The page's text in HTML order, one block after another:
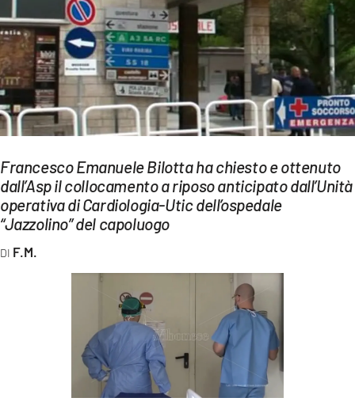
EVENTI
SPORT
Streaming
LAC TV
LAC NETWORK
LAC ONAIR
LaC
Network
LACONAIR.IT
Francesco Emanuele Bilotta ha chiesto e ottenuto
dall’Asp il collocamento a riposo anticipato dall’Unità
operativa di Cardiologia-Utic dell’ospedale
“Jazzolino” del capoluogo
F.M.